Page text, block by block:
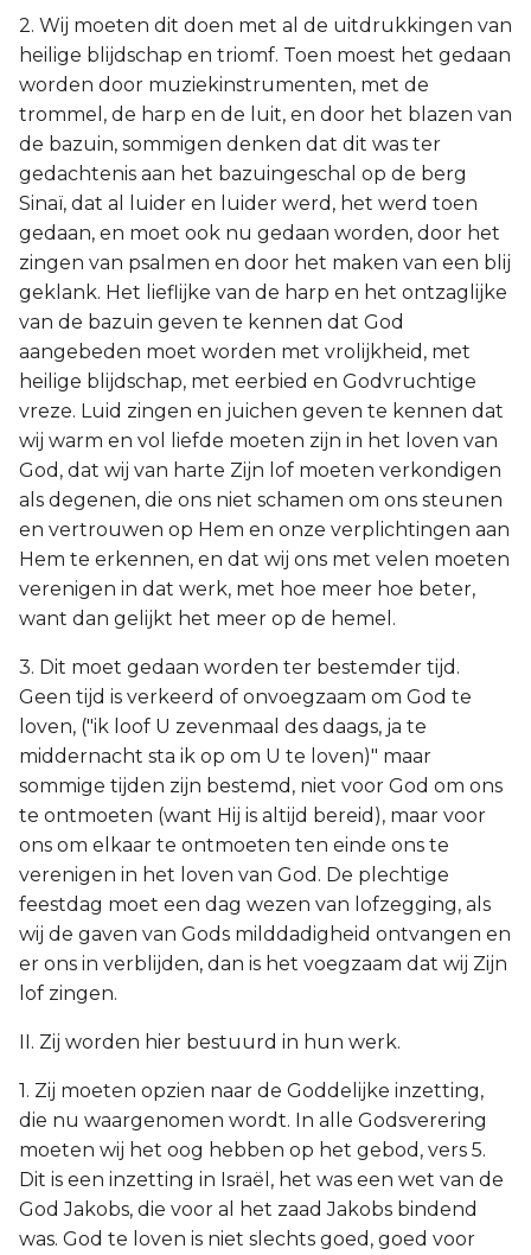
2. Wij moeten dit doen met al de uitdrukkingen van
heilige blijdschap en triomf. Toen moest het gedaan
worden door muziekinstrumenten, met de
trommel, de harp en de luit, en door het blazen van
de bazuin, sommigen denken dat dit was ter
gedachtenis aan het bazuingeschal op de berg
Sinaï, dat al luider en luider werd, het werd toen
gedaan, en moet ook nu gedaan worden, door het
zingen van psalmen en door het maken van een blij
geklank. Het lieflijke van de harp en het ontzaglijke
van de bazuin geven te kennen dat God
aangebeden moet worden met vrolijkheid, met
heilige blijdschap, met eerbied en Godvruchtige
vreze. Luid zingen en juichen geven te kennen dat
wij warm en vol liefde moeten zijn in het loven van
God, dat wij van harte Zijn lof moeten verkondigen
als degenen, die ons niet schamen om ons steunen
en vertrouwen op Hem en onze verplichtingen aan
Hem te erkennen, en dat wij ons met velen moeten
verenigen in dat werk, met hoe meer hoe beter,
want dan gelijkt het meer op de hemel.
3. Dit moet gedaan worden ter bestemder tijd.
Geen tijd is verkeerd of onvoegzaam om God te
loven, ("ik loof U zevenmaal des daags, ja te
middernacht sta ik op om U te loven)" maar
sommige tijden zijn bestemd, niet voor God om ons
te ontmoeten (want Hij is altijd bereid), maar voor
ons om elkaar te ontmoeten ten einde ons te
verenigen in het loven van God. De plechtige
feestdag moet een dag wezen van lofzegging, als
wij de gaven van Gods milddadigheid ontvangen en
er ons in verblijden, dan is het voegzaam dat wij Zijn
lof zingen.
II. Zij worden hier bestuurd in hun werk.
1. Zij moeten opzien naar de Goddelijke inzetting,
die nu waargenomen wordt. In alle Godsverering
moeten wij het oog hebben op het gebod, vers 5.
Dit is een inzetting in Israël, het was een wet van de
God Jakobs, die voor al het zaad Jakobs bindend
was. God te loven is niet slechts goed, goed voor